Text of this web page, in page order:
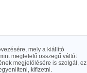
mely a kiállító
megfelelő összegű váltót
megjelölésére is szolgál, ez
kifizetni.